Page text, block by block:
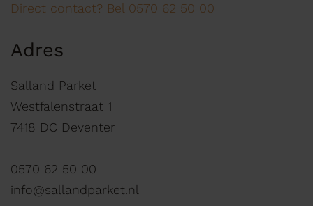
Direct contact? Bel 0570 62 50 00
Adres
Salland Parket
Westfalenstraat 1
7418 DC Deventer
0570 62 50 00
info@sallandparket.nl